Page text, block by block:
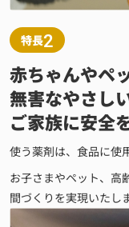
特長2
赤ちゃんやペ
無害なやさし
ご家族に安全
使う薬剤は、食品に使
お子さまやペット、高
間づくりを実現いたし